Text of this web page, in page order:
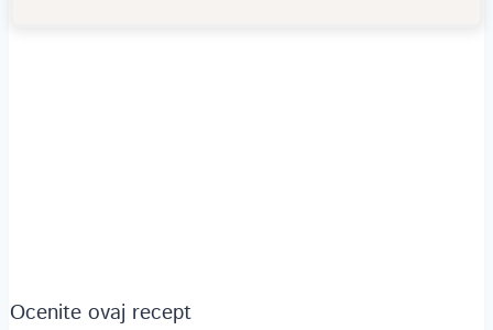
Ocenite ovaj recept